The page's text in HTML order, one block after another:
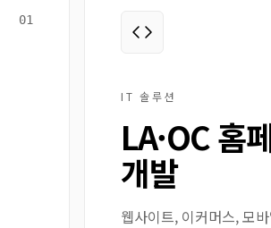
01
IT 솔루션
LA·OC 홈
개발
웹사이트, 이커머스, 모